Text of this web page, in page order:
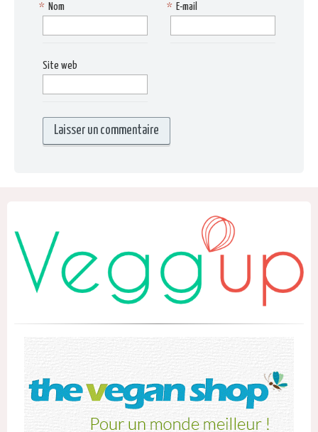
Nom
* E-mail
*
Site web